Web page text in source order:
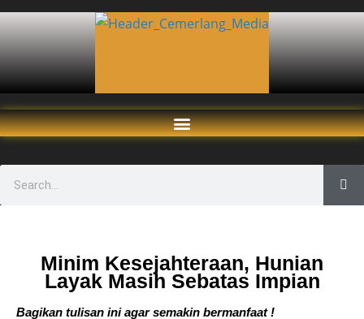
Minim Kesejahteraan, Hunian
Layak Masih Sebatas Impian
Bagikan tulisan ini agar semakin bermanfaat !